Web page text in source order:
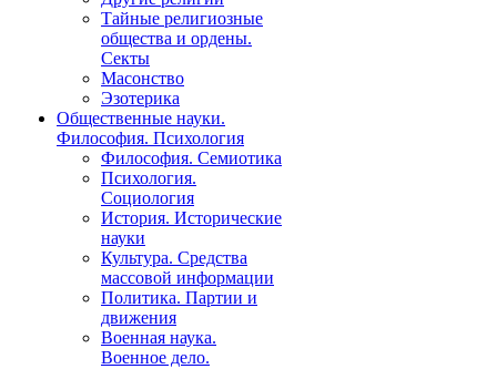
Тайные религиозные
общества и ордены.
Секты
Масонство
Эзотерика
Общественные науки.
Философия. Психология
Философия. Семиотика
Психология.
Социология
История. Исторические
науки
Культура. Средства
массовой информации
Политика. Партии и
движения
Военная наука.
Военное дело.